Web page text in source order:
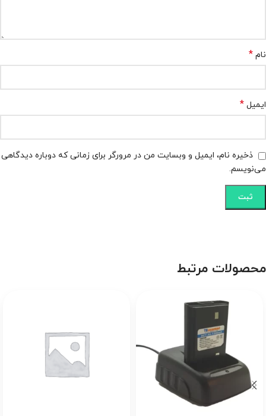
نام *
ایمیل *
ذخیره نام، ایمیل و وبسایت من در مرورگر برای زمانی که دوباره دیدگاهی
می‌نویسم.
محصولات مرتبط